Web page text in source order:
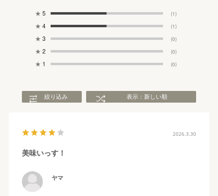
★ 5 (1)
★ 4 (1)
★ 3 (0)
★ 2 (0)
★ 1 (0)
絞り込み 表示：新しい順
2026.3.30
美味いっす！
ヤマ